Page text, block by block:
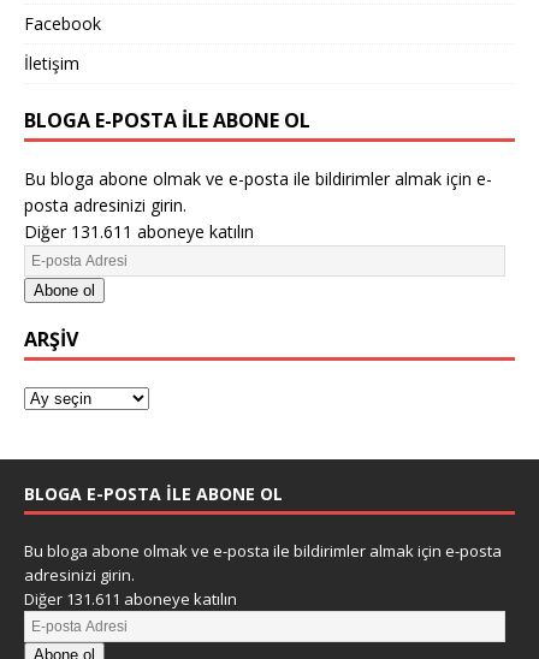
Facebook
İletişim
BLOGA E-POSTA ILE ABONE OL
Bu bloga abone olmak ve e-posta ile bildirimler almak için e-
posta adresinizi girin.
Diğer 131.611 aboneye katılın
Abone ol
ARŞIV
BLOGA E-POSTA ILE ABONE OL
Bu bloga abone olmak ve e-posta ile bildirimler almak için e-posta
adresinizi girin.
Diğer 131.611 aboneye katılın
Abone ol